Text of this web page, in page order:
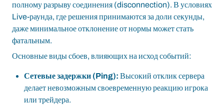
полному разрыву соединения (disconnection). В условиях
Live-раунда, где решения принимаются за доли секунды,
даже минимальное отклонение от нормы может стать
фатальным.
Основные виды сбоев, влияющих на исход событий:
Сетевые задержки (Ping): Высокий отклик сервера
делает невозможным своевременную реакцию игрока
или трейдера.